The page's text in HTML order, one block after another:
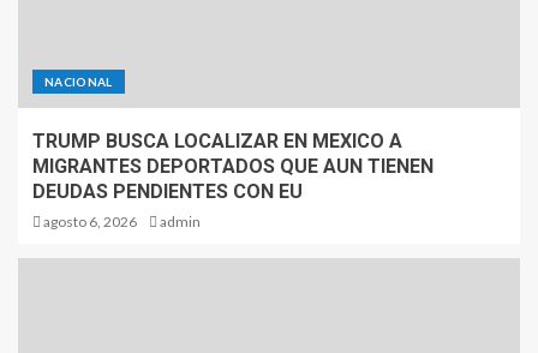
NACIONAL
TRUMP BUSCA LOCALIZAR EN MEXICO A
MIGRANTES DEPORTADOS QUE AUN TIENEN
DEUDAS PENDIENTES CON EU
agosto 6, 2026 admin